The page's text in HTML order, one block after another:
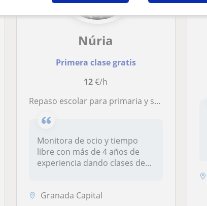
Núria
Primera clase gratis
12€/h
Repaso escolar para primaria y secundaria
Monitora de ocio y tiempo
libre con más de 4 años de
experiencia dando clases de
Granada Capital